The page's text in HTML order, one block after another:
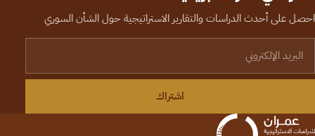
احصل على أحدث الدراسات والتقارير الاستراتيجية حول الشأن السوري
اشتراك